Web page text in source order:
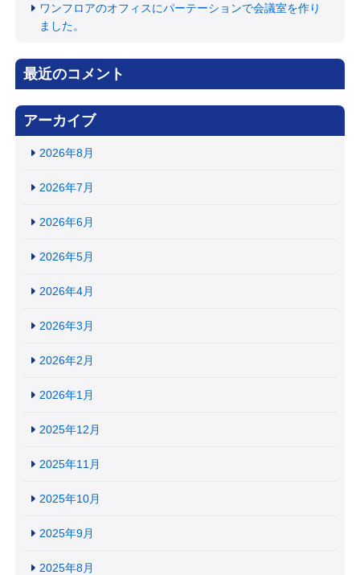
ワンフロアのオフィスにパーテーションで会議室を作り
ました。
最近のコメント
アーカイブ
2026年8月
2026年7月
2026年6月
2026年5月
2026年4月
2026年3月
2026年2月
2026年1月
2025年12月
2025年11月
2025年10月
2025年9月
2025年8月